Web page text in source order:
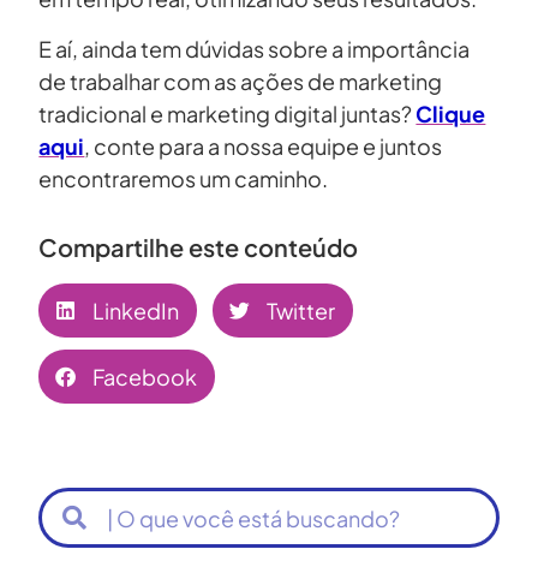
E aí, ainda tem dúvidas sobre a importância
de trabalhar com as ações de marketing
tradicional e marketing digital juntas?Clique
aqui, conte para a nossa equipe e juntos
encontraremos um caminho.
Compartilhe este conteúdo
LinkedIn Twitter
Facebook